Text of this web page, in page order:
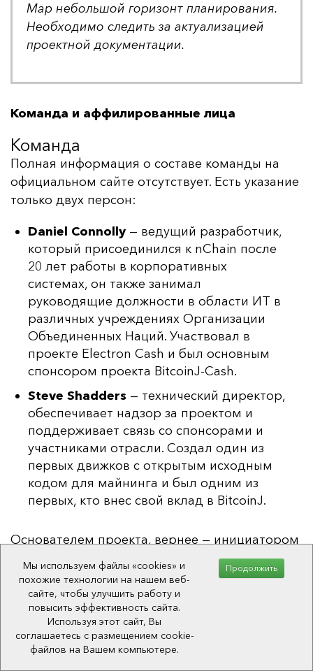
Map не­боль­шой го­ри­зонт пла­ни­ро­ва­ния.
Не­об­хо­ди­мо сле­дить за ак­ту­али­за­ци­ей
про­ек­тной до­ку­мен­та­ции.
Команда и аффилированные лица
Команда
Пол­ная ин­фор­ма­ция о сос­та­ве ко­ман­ды на
офи­ци­аль­ном сай­те от­сутс­тву­ет. Есть ука­за­ние
толь­ко двух пер­сон:
Daniel Connolly — ведущий разработчик,
который присоединился к nChain после
20 лет работы в корпоративных
системах, он также занимал
руководящие должности в области ИТ в
различных учреждениях Организации
Объединенных Наций. Участвовал в
проекте Electron Cash и был основным
спонсором проекта BitcoinJ-Cash.
Steve Shadders — технический директор,
обеспечивает надзор за проектом и
поддерживает связь со спонсорами и
участниками отрасли. Создал один из
первых движков с открытым исходным
кодом для майнинга и был одним из
первых, кто внес свой вклад в BitcoinJ.
Ос­но­ва­те­лем про­ек­та, вер­нее — ини­ци­ато­ром
фор­ка, яв­ля­ет­ся авс­тра­лий­ский пред­при­ни­ма­
тельCraig Steven Wright.Он ра­бо­тал на та­
кие ком­па­нии как OzEmail, K-Mart, Mahindra &
Mahindra и Australian Securities Exchange. В
дан­ный мо­мент за­ни­ма­ет пост глав­но­го на­уч­
но­го сот­руд­ни­ка nChain и яв­ля­ет­ся вла­дель­
цем май­нинг-пу­ла BMG Pool. Име­ет скан­даль­
Мы используем файлы «cookies» и
похожие технологии на нашем веб-
сайте, чтобы улучшить работу и
повысить эффективность сайта.
Используя этот сайт, Вы
соглашаетесь с размещением cookie-
файлов на Вашем компьютере.
Продолжить